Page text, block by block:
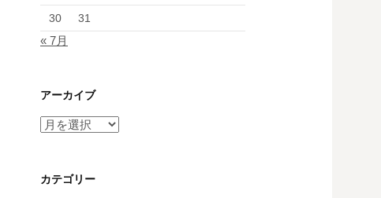
30 31
« 7月
アーカイブ
ア
イ
カテゴリー